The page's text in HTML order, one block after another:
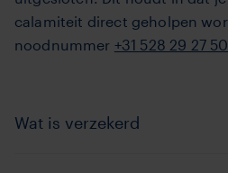
calamiteit direct geholpen
noodnummer +31 528 29 27 50
Wat is verzekerd